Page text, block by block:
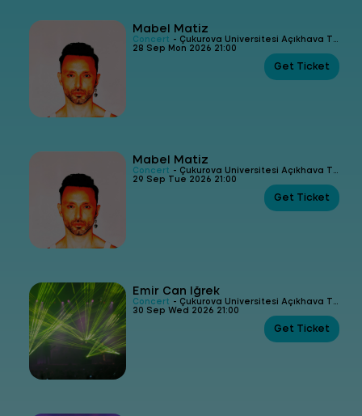
Mabel Matiz
Concert
- Çukurova Üniversitesi Açıkhava Tiyatrosu
28 Sep Mon 2026 21:00
Get Ticket
Mabel Matiz
Concert
- Çukurova Üniversitesi Açıkhava Tiyatrosu
29 Sep Tue 2026 21:00
Get Ticket
Emir Can İğrek
Concert
- Çukurova Üniversitesi Açıkhava Tiyatrosu
30 Sep Wed 2026 21:00
Get Ticket